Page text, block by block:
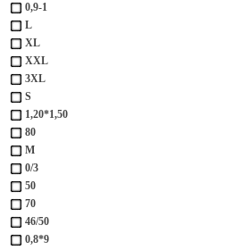
0,9-1
L
XL
XXL
3XL
S
1,20*1,50
80
M
0/3
50
70
46/50
0,8*9